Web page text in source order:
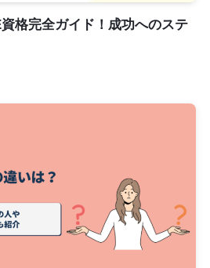
格完全ガイド！成功へのステ